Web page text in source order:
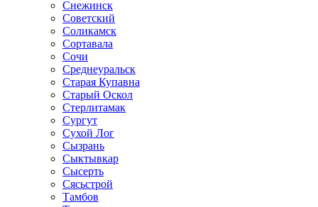
Снежинск
Советский
Соликамск
Сортавала
Сочи
Среднеуральск
Старая Купавна
Старый Оскол
Стерлитамак
Сургут
Сухой Лог
Сызрань
Сыктывкар
Сысерть
Сясьстрой
Тамбов